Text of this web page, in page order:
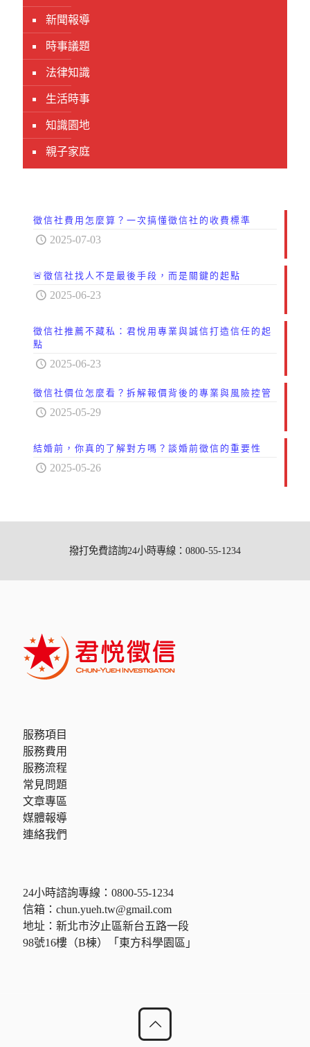
新聞報導
時事議題
法律知識
生活時事
知識園地
親子家庭
徵信社費用怎麼算？一次搞懂徵信社的收費標準
2025-07-03
🚨徵信社找人不是最後手段，而是關鍵的起點
2025-06-23
徵信社推薦不藏私：君悅用專業與誠信打造信任的起
點
2025-06-23
徵信社價位怎麼看？拆解報價背後的專業與風險控管
2025-05-29
結婚前，你真的了解對方嗎？談婚前徵信的重要性
2025-05-26
撥打免費諮詢24小時專線：0800-55-1234
服務項目
服務費用
服務流程
常見問題
文章專區
媒體報導
連絡我們
24小時諮詢專線： 0800-55-1234
信箱： chun.yueh.tw@gmail.com
地址：新北市汐止區新台五路一段
98號16樓（B棟）「東方科學園區」